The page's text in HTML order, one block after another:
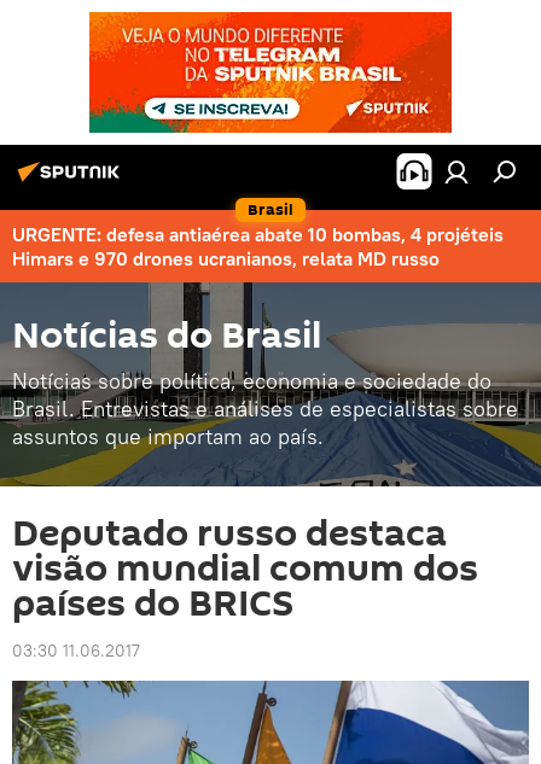
Brasil
URGENTE: defesa antiaérea abate 10 bombas, 4 projéteis
Himars e 970 drones ucranianos, relata MD russo
Notícias do Brasil
Notícias sobre política, economia e sociedade do
Brasil. Entrevistas e análises de especialistas sobre
assuntos que importam ao país.
Deputado russo destaca
visão mundial comum dos
países do BRICS
03:30 11.06.2017